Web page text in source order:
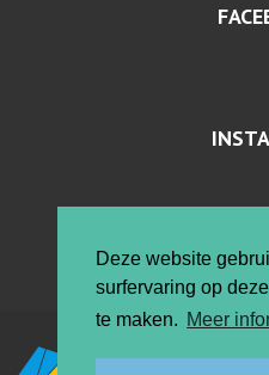
Deze website
surfervaring op
te maken. Meer